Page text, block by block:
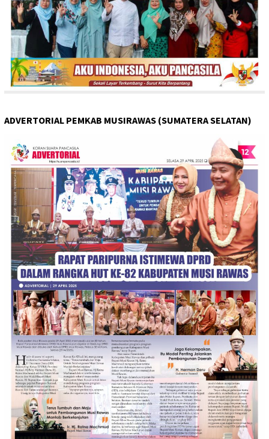
ADVERTORIAL PEMKAB MUSIRAWAS (SUMATERA SELATAN)